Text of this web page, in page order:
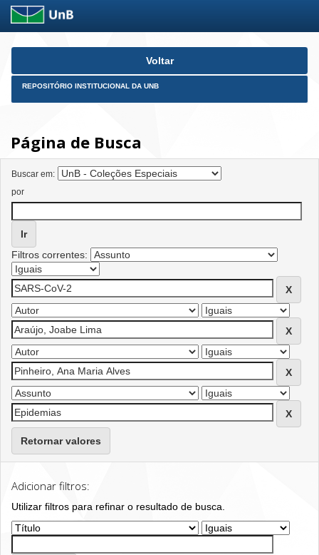
Skip
Voltar
REPOSITÓRIO INSTITUCIONAL DA UNB
Página de Busca
Buscar em:
por
Filtros correntes:
Retornar valores
Adicionar filtros:
Utilizar filtros para refinar o resultado de busca.